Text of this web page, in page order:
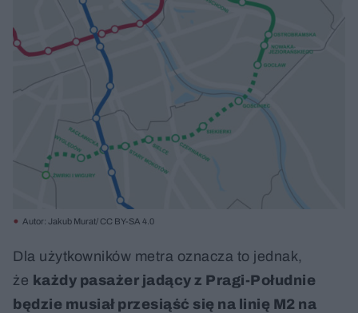
Autor: Jakub Murat/ CC BY-SA 4.0
Dla użytkowników metra oznacza to jednak,
że każdy pasażer jadący z Pragi-Południe
będzie musiał przesiąść się na linię M2 na